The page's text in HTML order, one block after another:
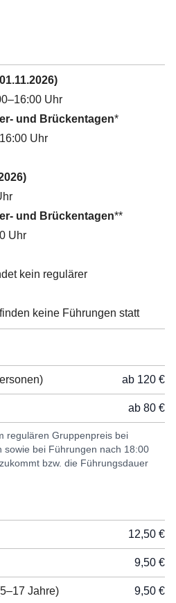
Uhr
und Brückentagen*
Uhr
und Brückentagen**
Uhr
kein regulärer
keine Führungen statt
ab 120 €
ab 80 €
regulären Gruppenpreis bei
bei Führungen nach 18:00
bzw. die Führungsdauer
12,50 €
9,50 €
Jahre) 9,50 €